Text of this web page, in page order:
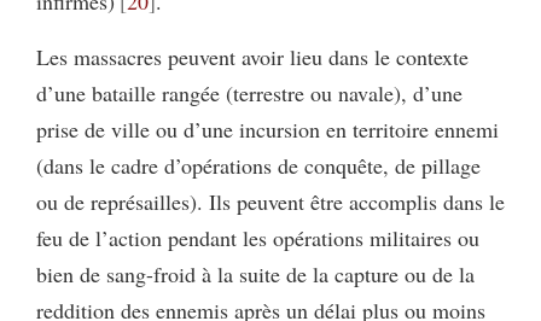
Les massacres peuvent avoir lieu dans le contexte
d’une bataille rangée (terrestre ou navale), d’une
prise de ville ou d’une incursion en territoire ennemi
(dans le cadre d’opérations de conquête, de pillage
ou de représailles). Ils peuvent être accomplis dans le
feu de l’action pendant les opérations militaires ou
bien de sang-froid à la suite de la capture ou de la
reddition des ennemis après un délai plus ou moins